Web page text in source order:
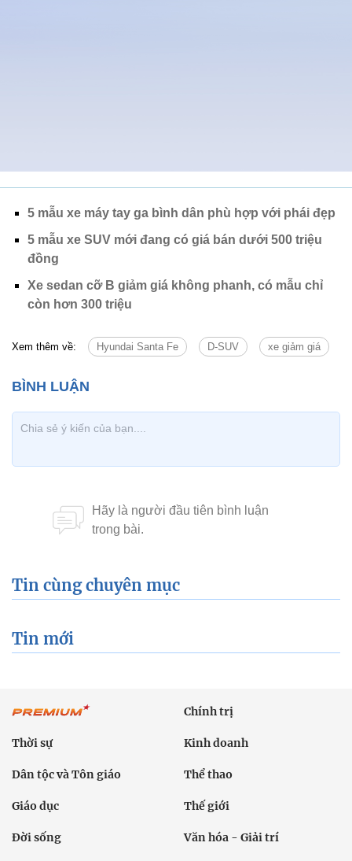
5 mẫu xe máy tay ga bình dân phù hợp với phái đẹp
5 mẫu xe SUV mới đang có giá bán dưới 500 triệu
đồng
Xe sedan cỡ B giảm giá không phanh, có mẫu chỉ
còn hơn 300 triệu
Xem thêm về: Hyundai Santa Fe D-SUV xe giảm giá
Tin cùng chuyên mục
Tin mới
Chính trị
Thời sự Kinh doanh
Dân tộc và Tôn giáo Thể thao
Giáo dục Thế giới
Đời sống Văn hóa - Giải trí